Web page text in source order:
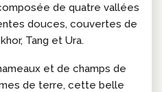
de quatre vallées
douces, couvertes de
Tang et Ura.
et de champs de
de terre, cette belle